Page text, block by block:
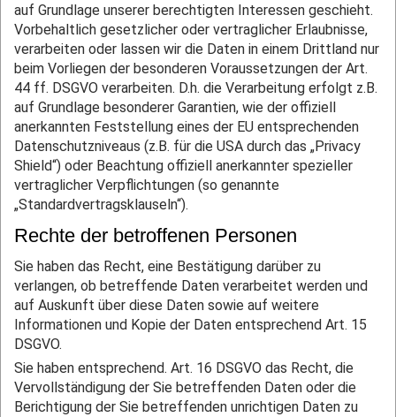
auf Grundlage unserer berechtigten Interessen geschieht.
Vorbehaltlich gesetzlicher oder vertraglicher Erlaubnisse,
verarbeiten oder lassen wir die Daten in einem Drittland nur
beim Vorliegen der besonderen Voraussetzungen der Art.
44 ff. DSGVO verarbeiten. D.h. die Verarbeitung erfolgt z.B.
auf Grundlage besonderer Garantien, wie der offiziell
anerkannten Feststellung eines der EU entsprechenden
Datenschutzniveaus (z.B. für die USA durch das „Privacy
Shield“) oder Beachtung offiziell anerkannter spezieller
vertraglicher Verpflichtungen (so genannte
„Standardvertragsklauseln“).
Rechte der betroffenen Personen
Sie haben das Recht, eine Bestätigung darüber zu
verlangen, ob betreffende Daten verarbeitet werden und
auf Auskunft über diese Daten sowie auf weitere
Informationen und Kopie der Daten entsprechend Art. 15
DSGVO.
Sie haben entsprechend. Art. 16 DSGVO das Recht, die
Vervollständigung der Sie betreffenden Daten oder die
Berichtigung der Sie betreffenden unrichtigen Daten zu